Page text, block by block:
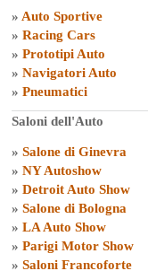
» Auto Sportive
» Racing Cars
» Prototipi Auto
» Navigatori Auto
» Pneumatici
Saloni dell'Auto
» Salone di Ginevra
» NY Autoshow
» Detroit Auto Show
» Salone di Bologna
» LA Auto Show
» Parigi Motor Show
» Saloni Francoforte